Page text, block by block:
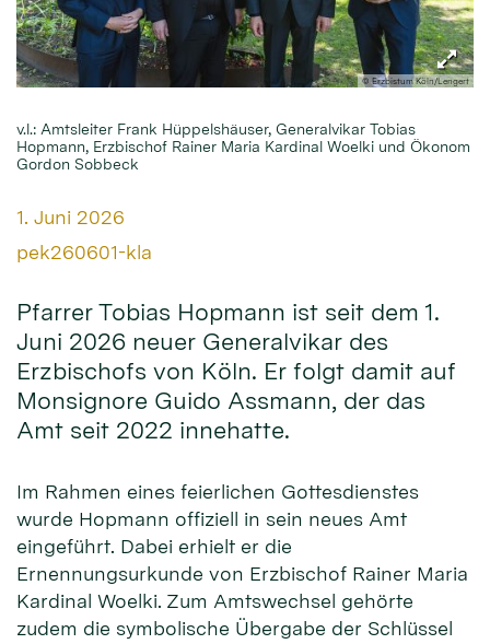
© Erzbistum Köln/Lengert
v.l.: Amtsleiter Frank Hüppelshäuser, Generalvikar Tobias
Hopmann, Erzbischof Rainer Maria Kardinal Woelki und Ökonom
Gordon Sobbeck
Datum:
1. Juni 2026
Von:
pek260601-kla
Pfarrer Tobias Hopmann ist seit dem 1.
Juni 2026 neuer Generalvikar des
Erzbischofs von Köln. Er folgt damit auf
Monsignore Guido Assmann, der das
Amt seit 2022 innehatte.
Im Rahmen eines feierlichen Gottesdienstes
wurde Hopmann offiziell in sein neues Amt
eingeführt. Dabei erhielt er die
Ernennungsurkunde von Erzbischof Rainer Maria
Kardinal Woelki. Zum Amtswechsel gehörte
zudem die symbolische Übergabe der Schlüssel